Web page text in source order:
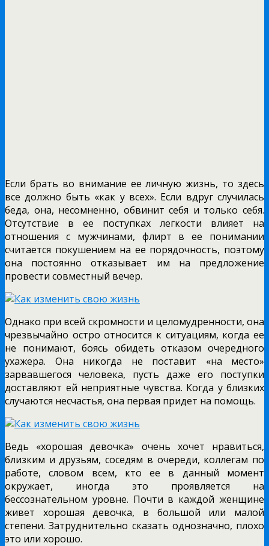
Если брать во внимание ее личную жизнь, то здесь
все должно быть «как у всех». Если вдруг случилась
беда, она, несомненно, обвинит себя и только себя.
Отсутствие в ее поступках легкости влияет на
отношения с мужчинами, флирт в ее понимании
считается покушением на ее порядочность, поэтому
она постоянно отказывает им на предложение
провести совместный вечер.
Однако при всей скромности и целомудренности, она
чрезвычайно остро относится к ситуациям, когда ее
не понимают, боясь обидеть отказом очередного
ухажера. Она никогда не поставит «на место»
зарвавшегося человека, пусть даже его поступки
доставляют ей неприятные чувства. Когда у близких
случаются несчастья, она первая придет на помощь.
Ведь «хорошая девочка» очень хочет нравиться,
близким и друзьям, соседям в очереди, коллегам по
работе, словом всем, кто ее в данный момент
окружает, иногда это проявляется на
бессознательном уровне. Почти в каждой женщине
живет хорошая девочка, в большой или малой
степени. Затруднительно сказать однозначно, плохо
это или хорошо.